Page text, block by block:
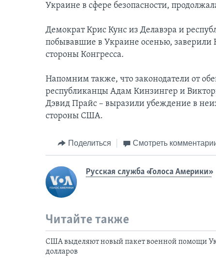
Украине в сфере безопасности,
Демократ Крис Кунс из Делавэра и
побывавшие в Украине осенью, заверили
стороны Конгресса.
Напомним также, что законодатели от
республиканцы Адам Кинзингер и
Дэвид Прайс – выразили убеждение в
стороны США.
Поделиться Смотреть
Русская служба «Голоса Америки»
Читайте также
США выделяют новый пакет военной помощи
долларов